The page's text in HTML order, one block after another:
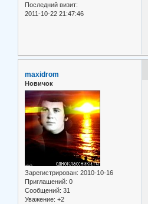
Последний визит:
2011-10-22 21:47:46
maxidrom
Новичок
Зарегистрирован: 2010-10-16
Приглашений: 0
Сообщений: 31
Уважение: +2